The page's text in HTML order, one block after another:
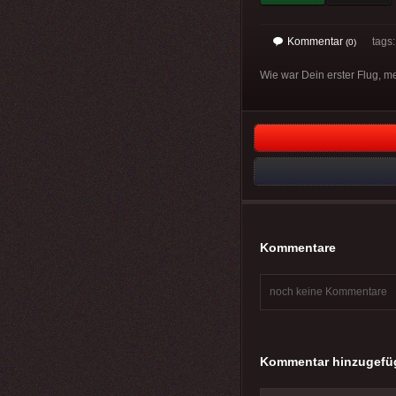
Kommentar (0) tags:
Wie war Dein erster Flug,
Kommentare
noch keine Kommentare
Kommentar